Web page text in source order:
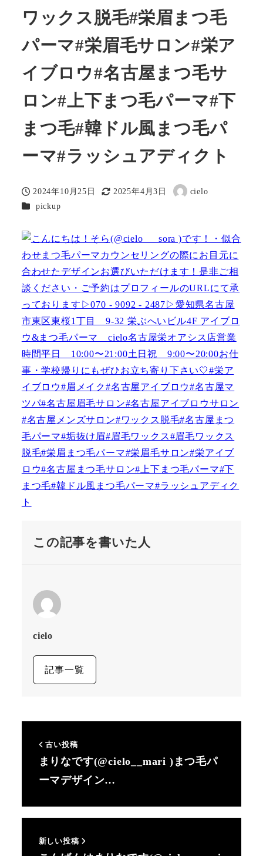
ワックス脱毛#栄眉まつ毛
パーマ#栄眉毛サロン#栄ア
イブロウ#名古屋まつ毛サ
ロン#上下まつ毛パーマ#下
まつ毛#韓ドル風まつ毛パ
ーマ#ラッシュアディクト
投稿日
2024年10月25日
更新日
2025年4月3日
著
cielo
カテゴリー
pickup
この記事を書いた人
cielo
記事一覧
古い投稿
まりなです(@cielo__mari )まつ毛パ
ーマデザイン…
新しい投稿